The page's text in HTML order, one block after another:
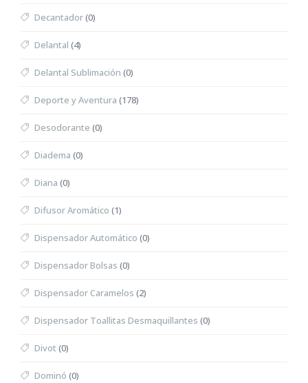
Decantador(0)
Delantal (4)
Delantal Sublimación (0)
Deporte y Aventura (178)
Desodorante (0)
Diadema (0)
Diana (0)
Difusor Aromático (1)
Dispensador Automático (0)
Dispensador Bolsas (0)
Dispensador Caramelos (2)
Dispensador Toallitas Desmaquillantes (0)
Divot (0)
Dominó (0)